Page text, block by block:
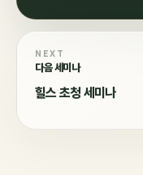
NEXT
다음 세미나
힐스 초청 세미나